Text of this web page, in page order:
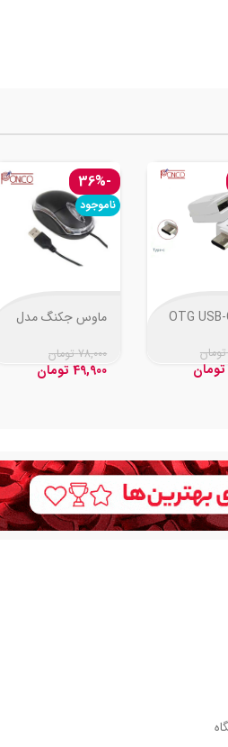
تومان
تومان
-36%
ناموجود
ماوس جکنگ مدل
78,000 تومان
49,900 تومان